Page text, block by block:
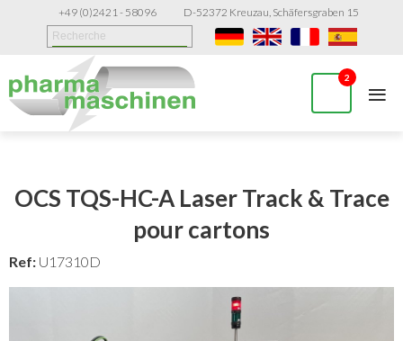
+49 (0)2421 - 58096 D-52372 Kreuzau, Schäfersgraben 15
2 ≡
OCS TQS-HC-A Laser Track & Trace
pour cartons
Ref: U17310D